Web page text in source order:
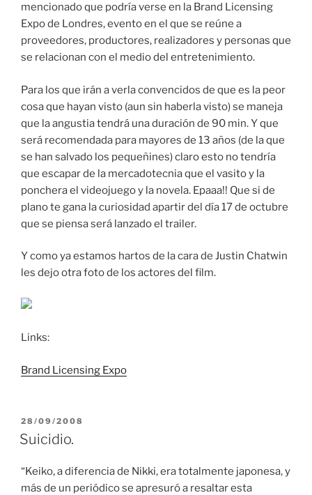
mencionado que podría verse en la Brand Licensing
Expo de Londres, evento en el que se reúne a
proveedores, productores, realizadores y personas que
se relacionan con el medio del entretenimiento.
Para los que irán a verla convencidos de que es la peor
cosa que hayan visto (aun sin haberla visto) se maneja
que la angustia tendrá una duración de 90 min. Y que
será recomendada para mayores de 13 años (de la que
se han salvado los pequeñines) claro esto no tendría
que escapar de la mercadotecnia que el vasito y la
ponchera el videojuego y la novela. Epaaa!! Que si de
plano te gana la curiosidad apartir del día 17 de octubre
que se piensa será lanzado el trailer.
Y como ya estamos hartos de la cara de Justin Chatwin
les dejo otra foto de los actores del film.
Links:
Brand Licensing Expo
PUBLICADO
EL
28/09/2008
Suicidio.
“Keiko, a diferencia de Nikki, era totalmente japonesa, y
más de un periódico se apresuró a resaltar esta